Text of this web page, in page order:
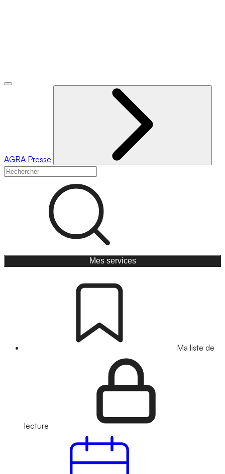
AGRA Presse
Mes services
Ma liste de
lecture